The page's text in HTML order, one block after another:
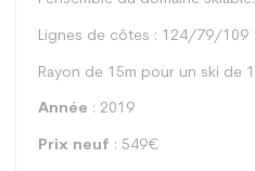
Lignes de côtes : 124/79/109
Rayon de 15m pour un ski de
Année : 2019
Prix neuf : 549€